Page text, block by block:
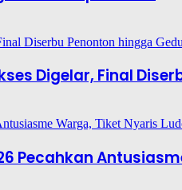
Digelar, Final
Pecahkan